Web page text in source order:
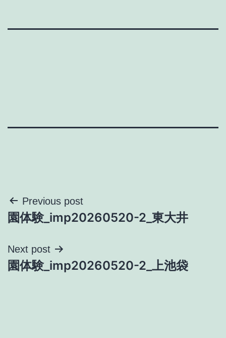
投
稿
ナ
ビ
Previous post
園体験_imp20260520-2_東大井
Next post
園体験_imp20260520-2_上池袋